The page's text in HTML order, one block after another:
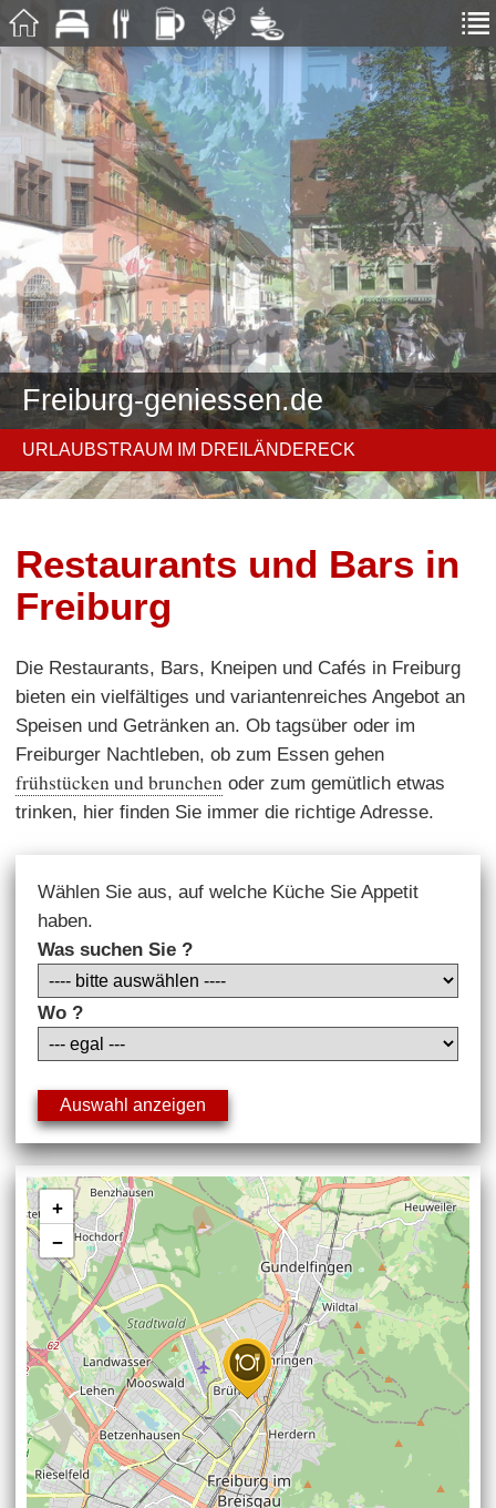
Freiburg-geniessen.de
URLAUBSTRAUM IM DREILÄNDERECK
Restaurants und Bars in
Freiburg
Die Restaurants, Bars, Kneipen und Cafés in Freiburg
bieten ein vielfältiges und variantenreiches Angebot an
Speisen und Getränken an. Ob tagsüber oder im
Freiburger Nachtleben, ob zum Essen gehen
frühstücken und brunchen oder zum gemütlich etwas
trinken, hier finden Sie immer die richtige Adresse.
Wählen Sie aus, auf welche Küche Sie Appetit
haben.
Was suchen Sie ?
Wo ?
+
−